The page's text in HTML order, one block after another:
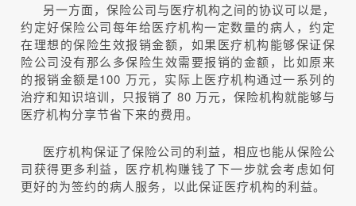
另一方面，保险公司与医疗机构之间的协议可以是，
约定好保险公司每年给医疗机构一定数量的病人，约定
在理想的保险生效报销金额，如果医疗机构能够保证保
险公司没有那么多保险生效需要报销的金额，比如原来
的报销金额是100 万元，实际上医疗机构通过一系列的
治疗和知识培训，只报销了 80 万元，保险机构就能够与
医疗机构分享节省下来的费用。
医疗机构保证了保险公司的利益，相应也能从保险公
司获得更多利益，医疗机构赚钱了下一步就会考虑如何
更好的为签约的病人服务，以此保证医疗机构的利益。